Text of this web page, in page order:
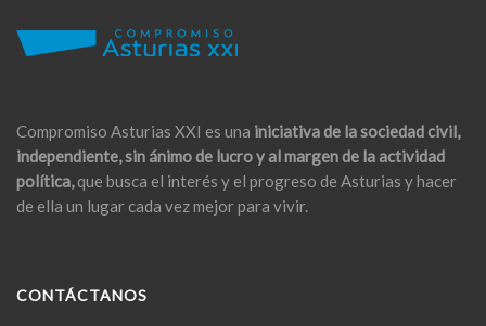
Compromiso Asturias XXI es una iniciativa de la sociedad civil,
independiente, sin ánimo de lucro y al margen de la actividad
política,que busca el interés y el progreso de Asturias y hacer
de ella un lugar cada vez mejor para vivir.
CONTÁCTANOS